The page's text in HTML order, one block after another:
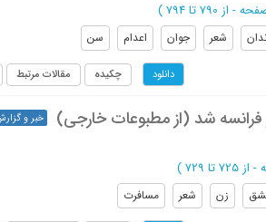
از 790 تا 794 )
شعر جوان اعدام سن
دانلود چکیده مقالات مرتبط
فرانسه شد (از مطبوعات خارجی) خبر و
از 725 تا 729 )
زن شعر مسافرت